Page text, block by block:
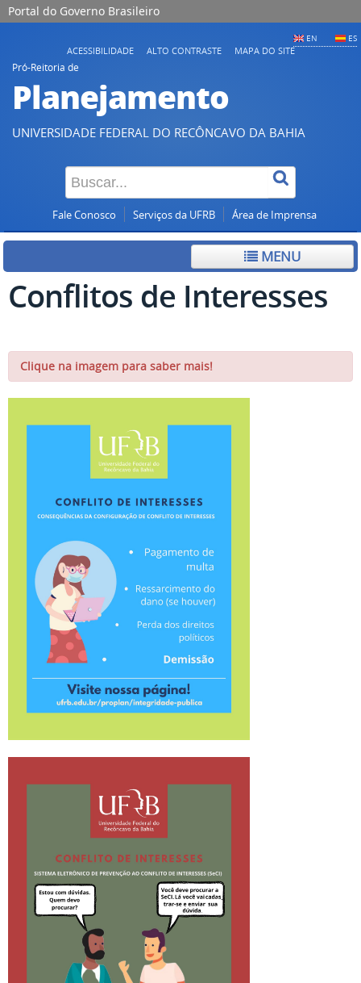
Portal do Governo Brasileiro
EN ES
ACESSIBILIDADE ALTO CONTRASTE
MAPA DO SITE
Pró-Reitoria de
Planejamento
UNIVERSIDADE FEDERAL DO RECÔNCAVO DA BAHIA
Fale Conosco Serviços da UFRB Área de Imprensa
MENU
Conflitos de Interesses
Clique na imagem para saber mais!